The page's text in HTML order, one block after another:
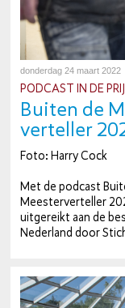
donderdag 24 maart 2022
PODCAST IN DE
Buiten de
ver­tel­ler
Foto: Harry Cock
Met de podcast
Mees­ter­ver­tel­ler
uit­ge­reikt aan de
Nederland door